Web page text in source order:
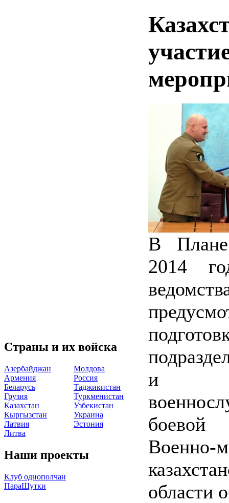
Страны и их войска
Азербайджан
Армения
Беларусь
Грузия
Казахстан
Кыргызстан
Латвия
Литва
Молдова
Россия
Таджикистан
Туркменистан
Узбекистан
Украина
Эстония
Наши проекты
Клуб однополчан
ПараШутки
В Плане
2014
и
боевой
Военно-
области